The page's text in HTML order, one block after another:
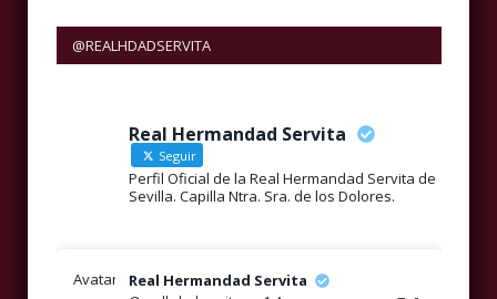
@REALHDADSERVITA
Real Hermandad Servita
Seguir
Perfil Oficial de la Real Hermandad Servita de
Sevilla. Capilla Ntra. Sra. de los Dolores.
Avatar Real Hermandad Servita